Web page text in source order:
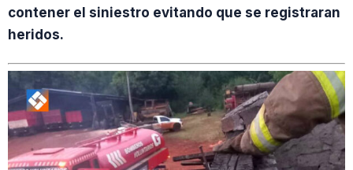
contener el siniestro evitando que se registraran
heridos.